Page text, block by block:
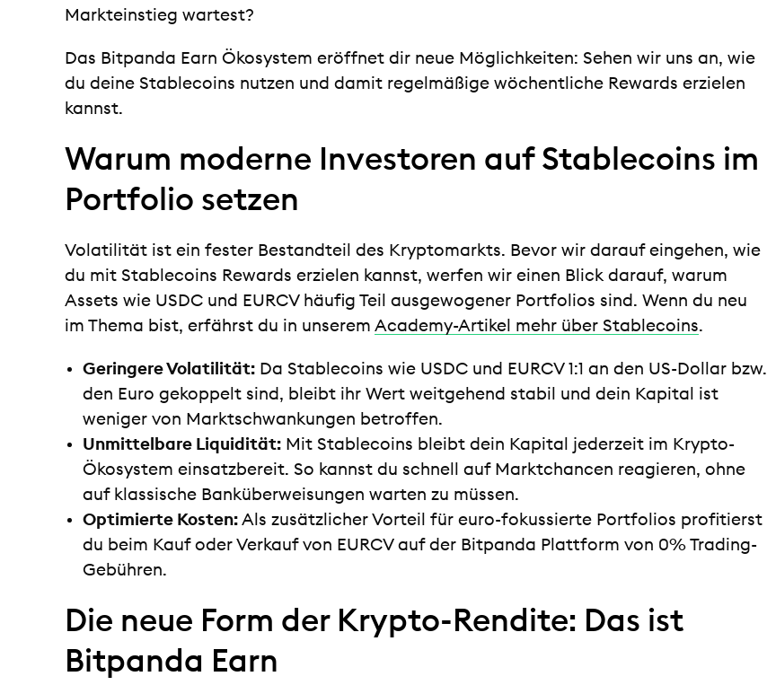
Markteinstieg wartest?
Das Bitpanda Earn Ökosystem eröffnet dir neue Möglichkeiten: Sehen wir uns an, wie
du deine Stablecoins nutzen und damit regelmäßige wöchentliche Rewards erzielen
kannst.
Warum moderne Investoren auf Stablecoins im
Portfolio setzen
Volatilität ist ein fester Bestandteil des Kryptomarkts. Bevor wir darauf eingehen, wie
du mit Stablecoins Rewards erzielen kannst, werfen wir einen Blick darauf, warum
Assets wie USDC und EURCV häufig Teil ausgewogener Portfolios sind. Wenn du neu
im Thema bist, erfährst du in unserem Academy-Artikel mehr über Stablecoins.
Geringere Volatilität: Da Stablecoins wie USDC und EURCV 1:1 an den US-Dollar bzw.
den Euro gekoppelt sind, bleibt ihr Wert weitgehend stabil und dein Kapital ist
weniger von Marktschwankungen betroffen.
Unmittelbare Liquidität: Mit Stablecoins bleibt dein Kapital jederzeit im Krypto-
Ökosystem einsatzbereit. So kannst du schnell auf Marktchancen reagieren, ohne
auf klassische Banküberweisungen warten zu müssen.
Optimierte Kosten: Als zusätzlicher Vorteil für euro-fokussierte Portfolios profitierst
du beim Kauf oder Verkauf von EURCV auf der Bitpanda Plattform von 0% Trading-
Gebühren.
Die neue Form der Krypto-Rendite: Das ist
Bitpanda Earn